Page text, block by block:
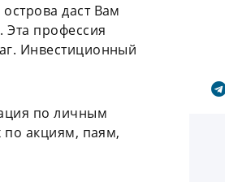
даст Вам
Эта профессия
Инвестиционный
по личным
по акциям, паям,